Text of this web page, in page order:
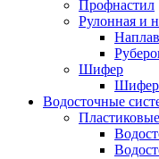
Профнастил
Рулонная и
Шифер
Шифер
Водосточные